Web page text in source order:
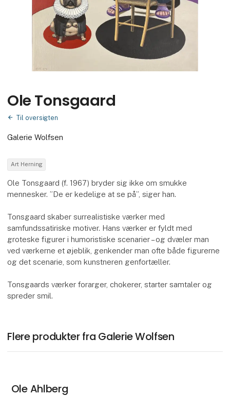
Ole Tonsgaard
Til oversigten
Galerie Wolfsen
Art Herning
Ole Tonsgaard (f. 1967) bryder sig ikke om smukke
mennesker. ”De er kedelige at se på”, siger han.
Tonsgaard skaber surrealistiske værker med
samfundssatiriske motiver. Hans værker er fyldt med
groteske figurer i humoristiske scenarier – og dvæler man
ved værkerne et øjeblik, genkender man ofte både figurerne
og det scenarie, som kunstneren genfortæller.
Tonsgaards værker forarger, chokerer, starter samtaler og
spreder smil.
Flere produkter fra Galerie Wolfsen
Ole Ahlberg